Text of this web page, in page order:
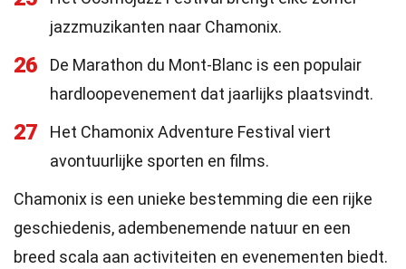
jazzmuzikanten naar Chamonix.
26
De Marathon du Mont-Blanc is een populair
hardloopevenement dat jaarlijks plaatsvindt.
27
Het Chamonix Adventure Festival viert
avontuurlijke sporten en films.
Chamonix is een unieke bestemming die een rijke
geschiedenis, adembenemende natuur en een
breed scala aan activiteiten en evenementen biedt.